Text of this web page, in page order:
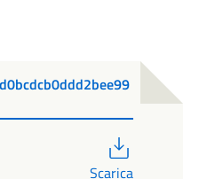
Scarica